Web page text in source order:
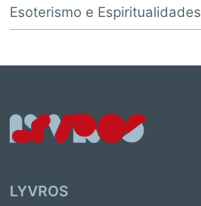
Esoterismo e Espiritualidades
LYVROS